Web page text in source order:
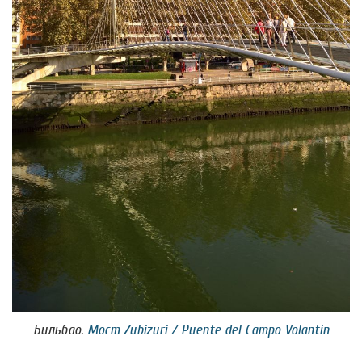
Бильбао. Мост Zubizuri / Puente del Campo Volantin